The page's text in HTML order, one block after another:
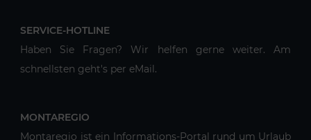
SERVICE-HOTLINE
Haben Sie Fragen? Wir helfen gerne weiter. Am
schnellsten geht's per eMail.
MONTAREGIO
Montaregio ist ein Informations-Portal rund um Urlaub